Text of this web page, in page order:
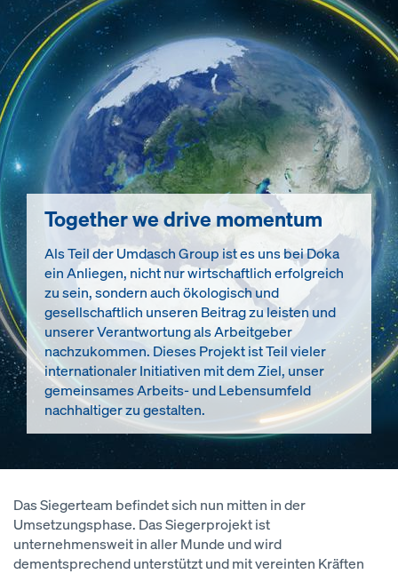
Together we drive momentum
Als Teil der Umdasch Group ist es uns bei Doka
ein Anliegen, nicht nur wirtschaftlich erfolgreich
zu sein, sondern auch ökologisch und
gesellschaftlich unseren Beitrag zu leisten und
unserer Verantwortung als Arbeitgeber
nachzukommen. Dieses Projekt ist Teil vieler
internationaler Initiativen mit dem Ziel, unser
gemeinsames Arbeits- und Lebensumfeld
nachhaltiger zu gestalten.
Das Siegerteam befindet sich nun mitten in der
Umsetzungsphase. Das Siegerprojekt ist
unternehmensweit in aller Munde und wird
dementsprechend unterstützt und mit vereinten Kräften